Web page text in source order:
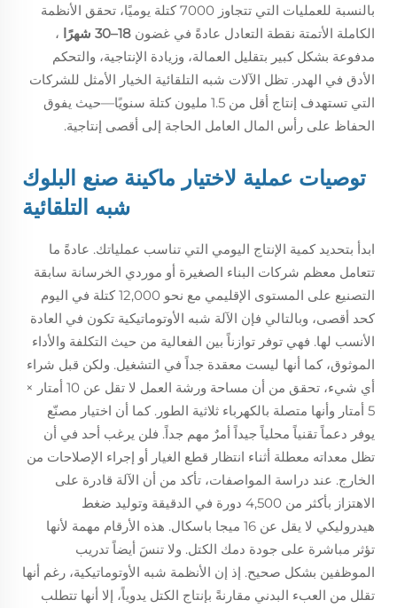
بالنسبة للعمليات التي تتجاوز 7000 كتلة يوميًا، تحقق الأنظمة
الكاملة الأتمتة نقطة التعادل عادةً في غضون 18–30 شهرًا
،
مدفوعة بشكل كبير بتقليل العمالة، وزيادة الإنتاجية، والتحكم
الأدق في الهدر. تظل الآلات شبه التلقائية الخيار الأمثل للشركات
التي تستهدف إنتاج أقل من 1.5 مليون كتلة سنويًا—حيث يفوق
الحفاظ على رأس المال العامل الحاجة إلى أقصى إنتاجية.
توصيات عملية لاختيار ماكينة صنع البلوك
شبه التلقائية
ابدأ بتحديد كمية الإنتاج اليومي التي تناسب عملياتك. عادةً ما
تتعامل معظم شركات البناء الصغيرة أو موردي الخرسانة سابقة
التصنيع على المستوى الإقليمي مع نحو 12,000 كتلة في اليوم
كحد أقصى، وبالتالي فإن الآلة شبه الأوتوماتيكية تكون في العادة
الأنسب لها. فهي توفر توازناً بين الفعالية من حيث التكلفة والأداء
الموثوق، كما أنها ليست معقدة جداً في التشغيل. ولكن قبل شراء
أي شيء، تحقق من أن مساحة ورشة العمل لا تقل عن 10 أمتار ×
5 أمتار وأنها متصلة بالكهرباء ثلاثية الطور. كما أن اختيار مصنّع
يوفر دعماً تقنياً محلياً جيداً أمرٌ مهم جداً. فلن يرغب أحد في أن
تظل معداته معطلة أثناء انتظار قطع الغيار أو إجراء الإصلاحات من
الخارج. عند دراسة المواصفات، تأكد من أن الآلة قادرة على
الاهتزاز بأكثر من 4,500 دورة في الدقيقة وتوليد ضغط
هيدروليكي لا يقل عن 16 ميجا باسكال. هذه الأرقام مهمة لأنها
تؤثر مباشرة على جودة دمك الكتل. ولا تنسَ أيضاً تدريب
الموظفين بشكل صحيح. إذ إن الأنظمة شبه الأوتوماتيكية، رغم أنها
تقلل من العبء البدني مقارنةً بإنتاج الكتل يدوياً، إلا أنها تتطلب